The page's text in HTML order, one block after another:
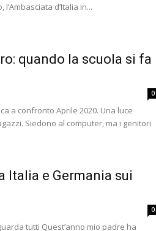
d’Italia in...
quando la scuola si fa
0
a confronto Aprile 2020. Una luce
Siedono al computer, ma i genitori
Italia e Germania sui
0
tutti Quest’anno mio padre ha